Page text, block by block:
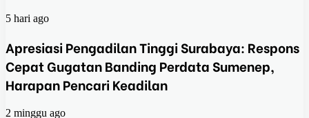
5 hari ago
Apresiasi Pengadilan Tinggi Surabaya: Respons
Cepat Gugatan Banding Perdata Sumenep,
Harapan Pencari Keadilan
2 minggu ago